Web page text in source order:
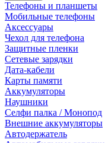
Телефоны и планшеты
Мобильные телефоны
Аксессуары
Чехол для телефона
Защитные пленки
Сетевые зарядки
Дата-кабели
Карты памяти
Аккумуляторы
Наушники
Селфи палка / Монопод
Внешние аккумуляторы
Автодержатель